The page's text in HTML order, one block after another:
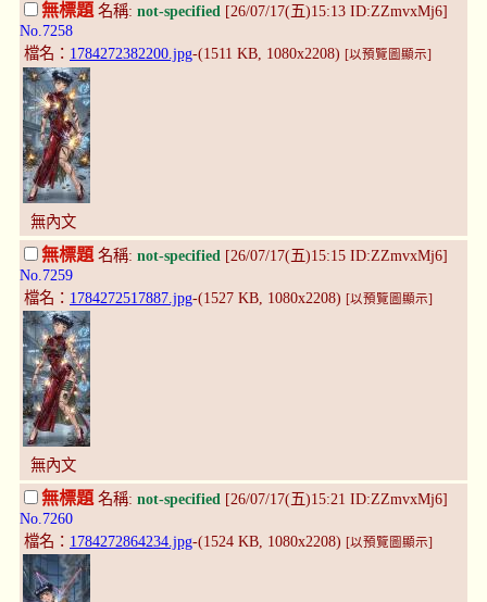
無標題名稱: not-specified [26/07/17(五)15:13 ID:ZZmvxMj6]
No.7258
檔名： 1784272382200.jpg-(1511 KB, 1080x2208) [以預覽圖顯示]
無內文
無標題 名稱: not-specified [26/07/17(五)15:15 ID:ZZmvxMj6]
No.7259
檔名： 1784272517887.jpg-(1527 KB, 1080x2208) [以預覽圖顯示]
無內文
無標題 名稱: not-specified [26/07/17(五)15:21 ID:ZZmvxMj6]
No.7260
檔名： 1784272864234.jpg-(1524 KB, 1080x2208) [以預覽圖顯示]